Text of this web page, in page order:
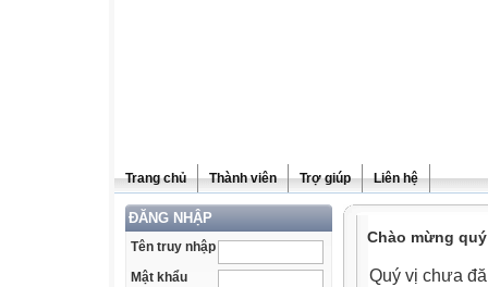
Trang chủ Thành viên Trợ giúp Liên hệ
ĐĂNG NHẬP
Tên truy nhập
Mật khẩu
Chào mừng
Quý vị chưa